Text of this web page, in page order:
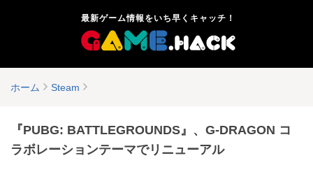
最新ゲーム情報をいち早くキャッチ！
ホーム Steam
『PUBG: BATTLEGROUNDS』、G-DRAGON コ
ラボレーションテーマでリニューアル